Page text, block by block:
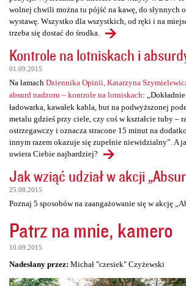
wolnej chwili można tu pójść na kawę, do słynnych
wystawę. Wszystko dla wszystkich, od ręki i na
trzeba się dostać do środka.
Kontrole na lotniskach i
01.09.2015
Na łamach Dziennika Opinii, Katarzyna
absurd nadzoru – kontrole na lotniskach:
ładowarka, kawałek kabla, but na podwyższonej
metalu gdzieś przy ciele, czy coś w kształcie tuby –
ostrzegawczy i oznacza stracone 15 minut na
innym razem okazuje się zupełnie niewidzialny”. A
uwiera Ciebie najbardziej?
Jak wziąć udział w akcji
25.08.2015
Poznaj 5 sposobów na zaangażowanie się w akcję
Patrz na mnie, kamero
10.09.2015
Nadesłany przez: Michał "czesiek" Czyżewski